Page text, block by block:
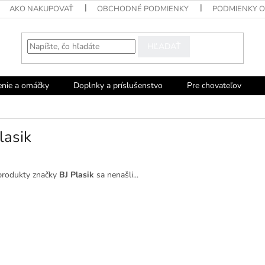
AKO NAKUPOVAŤ OBCHODNÉ PODMIENKY PODMIENKY
a omáčky Doplnky a príslušenstvo Pre chovateľov
značky BJ Plasik sa nenašli...